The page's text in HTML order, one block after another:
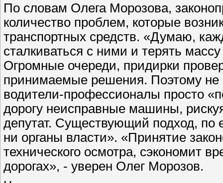
По словам Олега Морозова,
количество проблем, которые
транспортных средств. «Думаю,
сталкиваться с ними и терять
Огромные очереди, придирки
принимаемые решения. Поэтому не
водители-профессионалы просто
дорогу неисправные машины,
депутат. Существующий подход, по
ни органы власти». «Принятие
технического осмотра, сэкономит
дорогах», - уверен Олег Морозов.